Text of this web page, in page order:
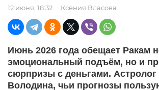
12 июня, 18:32 Ксения Власова
Июнь 2026 года обещает Ракам
эмоциональный подъём, но и
сюрпризы с деньгами. Астролог
Володина, чьи прогнозы